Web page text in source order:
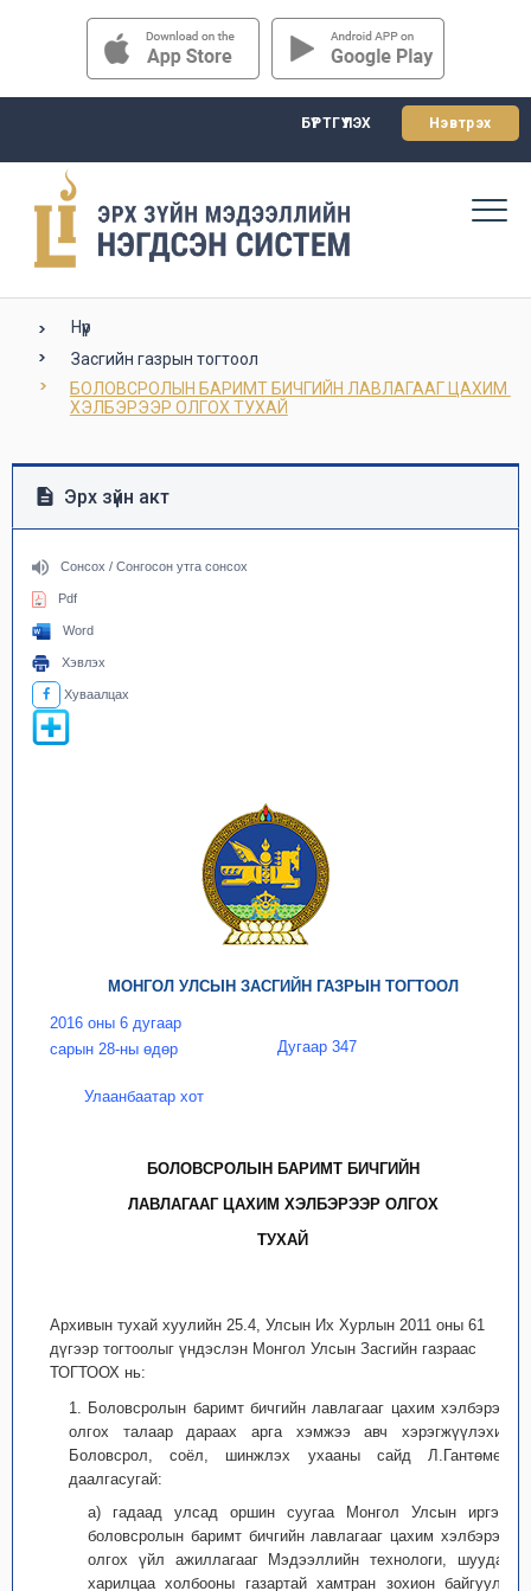
БҮРТГҮҮЛЭХ Нэвтрэх
Нүүр
Засгийн газрын тогтоол
БОЛОВСРОЛЫН БАРИМТ БИЧГИЙН ЛАВЛАГААГ ЦАХИМ
ХЭЛБЭРЭЭР ОЛГОХ ТУХАЙ
Эрх зүйн акт
Сонсох / Сонгосон утга сонсох
Pdf
Word
Хэвлэх
Хуваалцах
МОНГОЛ УЛСЫН ЗАСГИЙН ГАЗРЫН ТОГТООЛ
2016 оны 6 дугаар
сарын 28-ны өдөр
Дугаар 347
Улаанбаатар хот
БОЛОВСРОЛЫН БАРИМТ БИЧГИЙН
ЛАВЛАГААГ ЦАХИМ ХЭЛБЭРЭЭР ОЛГОХ
ТУХАЙ
Архивын тухай хуулийн 25.4, Улсын Их Хурлын 2011 оны 61
дүгээр тогтоолыг үндэслэн Монгол Улсын Засгийн газраас
ТОГТООХ нь:
1. Боловсролын баримт бичгийн лавлагааг цахим хэлбэрээр
олгох талаар дараах арга хэмжээ авч хэрэгжүүлэхийг
Боловсрол, соёл, шинжлэх ухааны сайд Л.Гантөмөрт
даалгасугай:
а) гадаад улсад оршин суугаа Монгол Улсын иргэнд
боловсролын баримт бичгийн лавлагааг цахим хэлбэрээр
олгох үйл ажиллагааг Мэдээллийн технологи, шуудан,
харилцаа холбооны газартай хамтран зохион байгуулж,